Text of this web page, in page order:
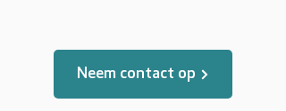
Neem contact op